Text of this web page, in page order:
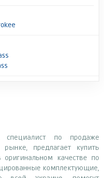
специалист по продаже
рынке, предлагает купить
оригинальном качестве по
комплектующие,